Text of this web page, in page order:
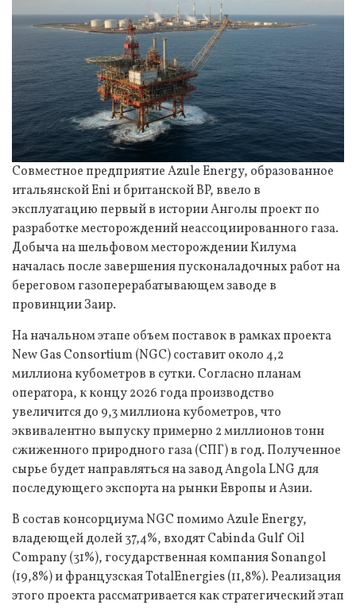
Совместное предприятие Azule Energy, образованное
итальянской Eni и британской BP, ввело в
эксплуатацию первый в истории Анголы проект по
разработке месторождений неассоциированного газа.
Добыча на шельфовом месторождении Килума
началась после завершения пусконаладочных работ на
береговом газоперерабатывающем заводе в
провинции Заир.
На начальном этапе объем поставок в рамках проекта
New Gas Consortium (NGC) составит около 4,2
миллиона кубометров в сутки. Согласно планам
оператора, к концу 2026 года производство
увеличится до 9,3 миллиона кубометров, что
эквивалентно выпуску примерно 2 миллионов тонн
сжиженного природного газа (СПГ) в год. Полученное
сырье будет направляться на завод Angola LNG для
последующего экспорта на рынки Европы и Азии.
В состав консорциума NGC помимо Azule Energy,
владеющей долей 37,4%, входят Cabinda Gulf Oil
Company (31%), государственная компания Sonangol
(19,8%) и французская TotalEnergies (11,8%). Реализация
этого проекта рассматривается как стратегический этап